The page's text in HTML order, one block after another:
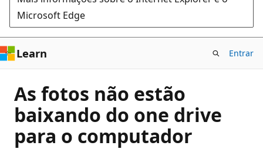
Microsoft Edge
Learn Entrar
As fotos não estão
baixando do one drive
para o computador